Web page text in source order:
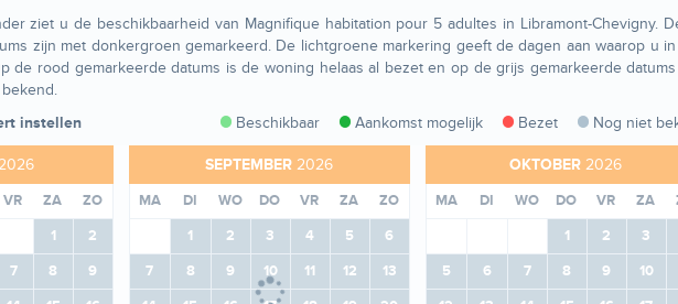
ziet u de beschikbaarheid van Magnifique habitation pour 5 adultes in Libramont-Chevigny.
zijn met donkergroen gemarkeerd. De lichtgroene markering geeft de dagen aan waarop u
de rood gemarkeerde datums is de woning helaas al bezet en op de grijs gemarkeerde
instellen
Beschikbaar Aankomst mogelijk Bezet Nog niet
VR ZA
ZO
1
2
7 8
9
SEPTEMBER 2026
MA DI WO DO VR ZA
ZO
1
2 3 4 5
6
7
8 9 10 11 12
13
OKTOBER 2026
MA DI WO DO VR ZA
1
2
3
5
6 7 8 9
10